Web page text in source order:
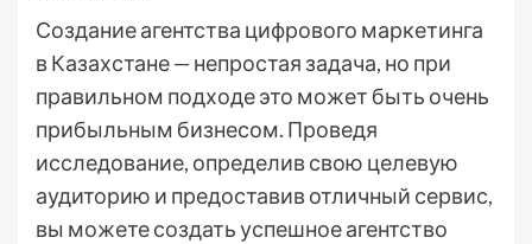
Создание агентства цифрового маркетинга
в Казахстане — непростая задача, но при
правильном подходе это может быть очень
прибыльным бизнесом. Проведя
исследование, определив свою целевую
аудиторию и предоставив отличный сервис,
вы можете создать успешное агентство